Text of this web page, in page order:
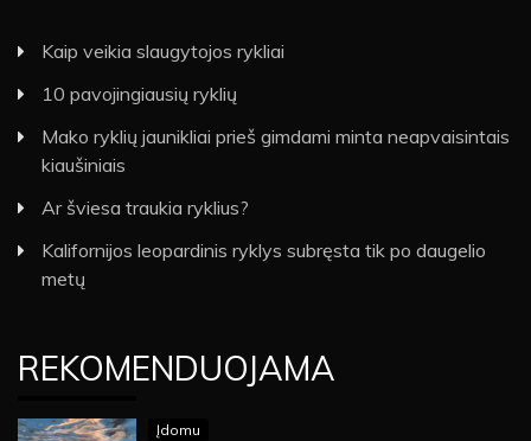
Kaip veikia slaugytojos rykliai
10 pavojingiausių ryklių
Mako ryklių jaunikliai prieš gimdami minta neapvaisintais
kiaušiniais
Ar šviesa traukia ryklius?
Kalifornijos leopardinis ryklys subręsta tik po daugelio
metų
REKOMENDUOJAMA
Įdomu